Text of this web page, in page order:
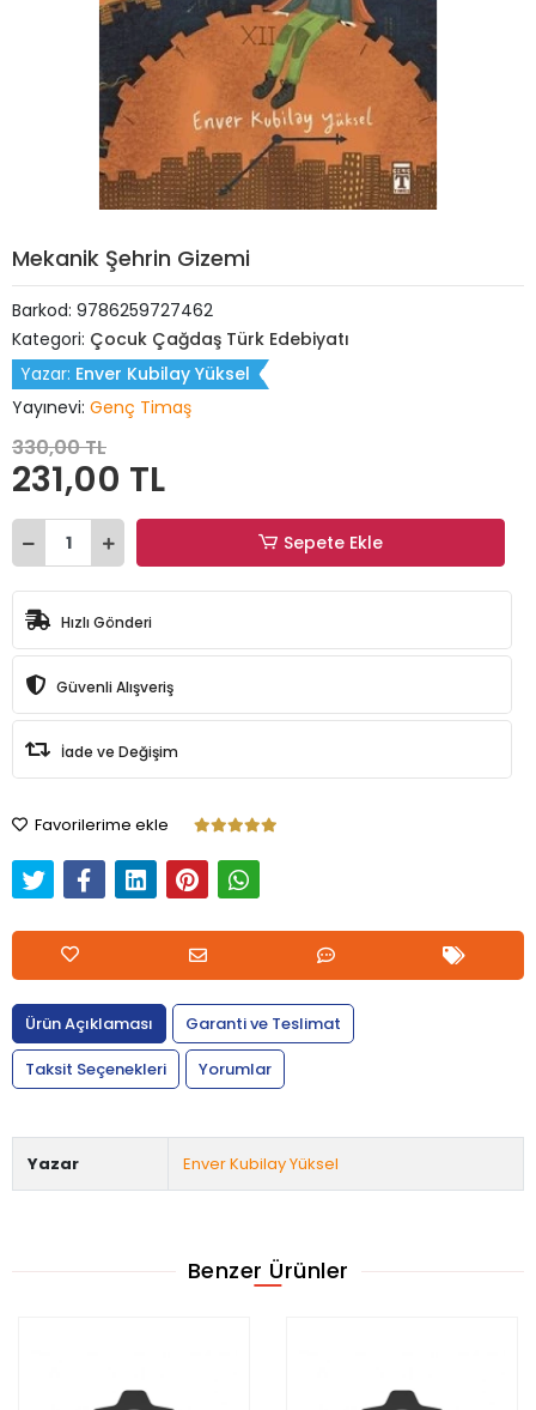
Mekanik Şehrin Gizemi
Barkod: 9786259727462
Kategori: Çocuk Çağdaş Türk Edebiyatı
Yazar: Enver Kubilay Yüksel
Yayınevi: Genç Timaş
330,00 TL
231,00 TL
Sepete Ekle
Hızlı Gönderi
Güvenli Alışveriş
İade ve Değişim
Favorilerime ekle
Ürün Açıklaması
Garanti ve Teslimat
Taksit Seçenekleri
Yorumlar
Yazar Enver Kubilay Yüksel
Benzer Ürünler